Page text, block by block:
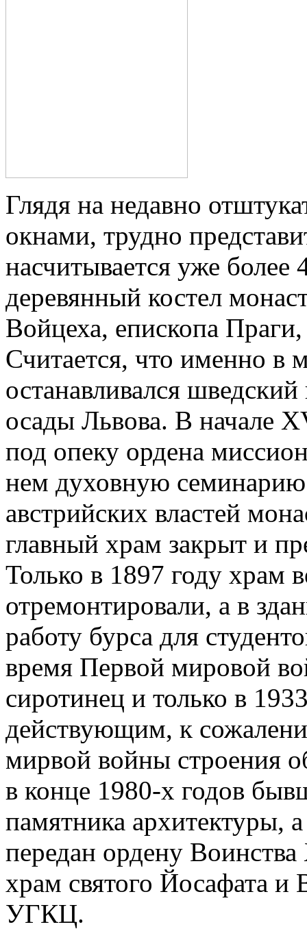
Глядя на недавно
окнами, трудно
насчитывается уже более
деревянный костел
Войцеха, епископа
Считается, что именно в
останавливался
осады Львова. В начале
под опеку ордена
нем духовную
австрийских властей
главный храм закрыт и
Только в 1897 году храм
отремонтировали, а в
работу бурса для
время Первой мировой
сиротинец и только в
действующим, к
мирвой войны строения
в конце 1980-х годов
памятника архитектуры,
передан ордену
храм святого Йосафата
УГКЦ.